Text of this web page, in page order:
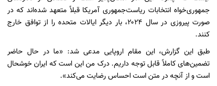
جمهوری‌خواه انتخابات ریاست‌جمهوری آمریکا قبلاً متعهد شده‌اند که در
صورت پیروزی در سال ۲۰۲۴، بار دیگر ایالات متحده را از توافق خارج
کنند.
طبق این گزارش، این مقام اروپایی مدعی شد: «ما در حال حاضر
تضمین‌های کاملاً قابل توجه داریم. درک من این است که ایران خوشحال
است و از آنچه در متن است احساس رضایت می‌کند».